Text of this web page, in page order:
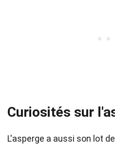
Curiosités sur
L'asperge a aussi son lot